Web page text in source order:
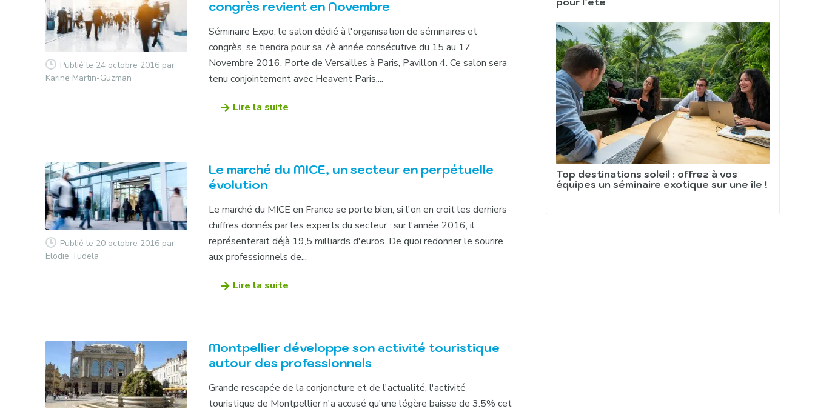
Publié le 24 octobre 2016 par
Karine Martin-Guzman
congrès revient en Novembre
Séminaire Expo, le salon dédié à l'organisation de séminaires et
congrès, se tiendra pour sa 7è année consécutive du 15 au 17
Novembre 2016, Porte de Versailles à Paris, Pavillon 4. Ce salon sera
tenu conjointement avec Heavent Paris,...
Lire la suite
Publié le 20 octobre 2016 par
Elodie Tudela
Le marché du MICE, un secteur en perpétuelle
évolution
Le marché du MICE en France se porte bien, si l'on en croit les derniers
chiffres donnés par les experts du secteur : sur l'année 2016, il
représenterait déjà 19,5 milliards d'euros. De quoi redonner le sourire
aux professionnels de...
Lire la suite
Montpellier développe son activité touristique
autour des professionnels
Grande rescapée de la conjoncture et de l'actualité, l'activité
touristique de Montpellier n'a accusé qu'une légère baisse de 3.5% cet
Top destinations soleil : offrez à vos
équipes un séminaire exotique sur une île !